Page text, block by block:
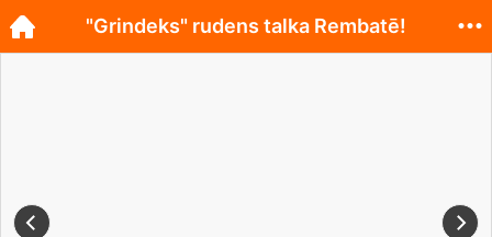
"Grindeks" rudens talka Rembatē!